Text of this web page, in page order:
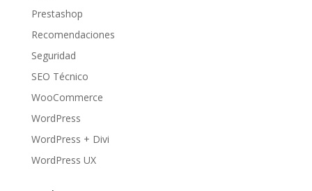
Prestashop
Recomendaciones
Seguridad
SEO Técnico
WooCommerce
WordPress
WordPress + Divi
WordPress UX